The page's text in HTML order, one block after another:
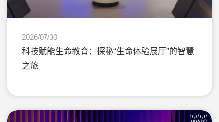
2026/07/30
科技赋能生命教育：探秘“生命体验展厅”的智慧
之旅